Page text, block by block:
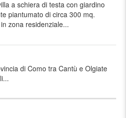
a schiera di testa con giardino
piantumato di circa 300 mq.
zona residenziale...
di Como tra Cantù e Olgiate